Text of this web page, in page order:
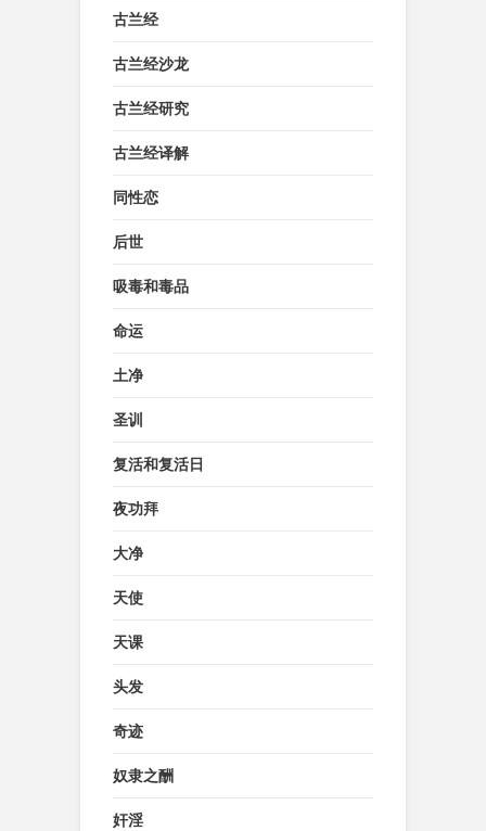
古兰经
古兰经沙龙
古兰经研究
古兰经译解
同性恋
后世
吸毒和毒品
命运
土净
圣训
复活和复活日
夜功拜
大净
天使
天课
头发
奇迹
奴隶之酬
奸淫